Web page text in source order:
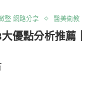
整 網路分享 醫美衛教
優點分析推薦｜